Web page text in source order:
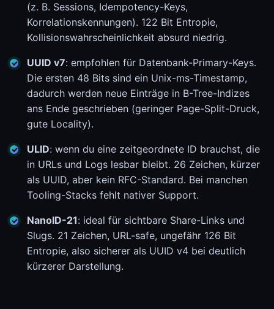
(z. B. Sessions, Idempotency-Keys,
Korrelationskennungen). 122 Bit Entropie,
Kollisionswahrscheinlichkeit absurd niedrig.
UUID v7: empfohlen für Datenbank-Primary-Keys.
Die ersten 48 Bits sind ein Unix-ms-Timestamp,
dadurch werden neue Einträge in B-Tree-Indizes
ans Ende geschrieben (geringer Page-Split-Druck,
gute Locality).
ULID: wenn du eine zeitgeordnete ID brauchst, die
in URLs und Logs lesbar bleibt. 26 Zeichen, kürzer
als UUID, aber kein RFC-Standard. Bei manchen
Tooling-Stacks fehlt nativer Support.
NanoID-21: ideal für sichtbare Share-Links und
Slugs. 21 Zeichen, URL-safe, ungefähr 126 Bit
Entropie, also sicherer als UUID v4 bei deutlich
kürzerer Darstellung.